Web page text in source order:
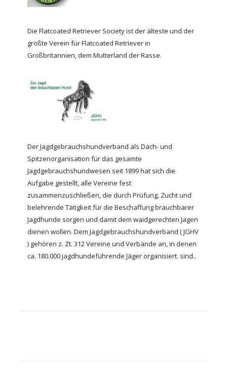
Die Flatcoated Retriever Society ist der älteste und der
größte Verein für Flatcoated Retriever in
Großbritannien, dem Mutterland der Rasse.
Der Jagdgebrauchshundverband als Dach- und
Spitzenorganisation für das gesamte
Jagdgebrauchshundwesen seit 1899 hat sich die
Aufgabe gestellt, alle Vereine fest
zusammenzuschließen, die durch Prüfung, Zucht und
belehrende Tätigkeit für die Beschaffung brauchbarer
Jagdhunde sorgen und damit dem waidgerechten Jagen
dienen wollen. Dem Jagdgebrauchshundverband ( JGHV
) gehören z. Zt. 312 Vereine und Verbände an, in denen
ca. 180.000 jagdhundeführende Jäger organisiert. sind..